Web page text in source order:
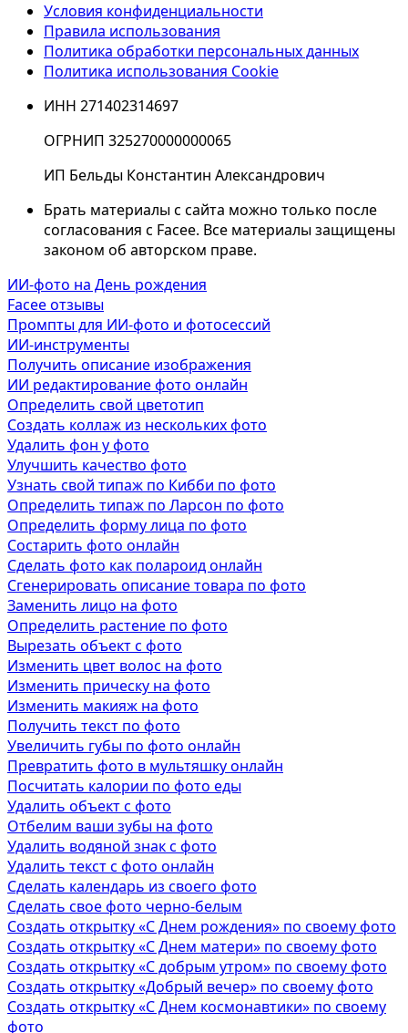
Условия конфиденциальности
Правила использования
Политика обработки персональных данных
Политика использования Cookie
ИНН 271402314697
ОГРНИП 325270000000065
ИП Бельды Константин Александрович
Брать материалы с сайта можно только после
согласования с Facee. Все материалы защищены
законом об авторском праве.
ИИ-фото на День рождения
Facee отзывы
Промпты для ИИ-фото и фотосессий
ИИ-инструменты
Получить описание изображения
ИИ редактирование фото онлайн
Определить свой цветотип
Создать коллаж из нескольких фото
Удалить фон у фото
Улучшить качество фото
Узнать свой типаж по Кибби по фото
Определить типаж по Ларсон по фото
Определить форму лица по фото
Состарить фото онлайн
Сделать фото как полароид онлайн
Сгенерировать описание товара по фото
Заменить лицо на фото
Определить растение по фото
Вырезать объект с фото
Изменить цвет волос на фото
Изменить прическу на фото
Изменить макияж на фото
Получить текст по фото
Увеличить губы по фото онлайн
Превратить фото в мультяшку онлайн
Посчитать калории по фото еды
Удалить объект с фото
Отбелим ваши зубы на фото
Удалить водяной знак с фото
Удалить текст с фото онлайн
Сделать календарь из своего фото
Сделать свое фото черно-белым
Создать открытку «С Днем рождения» по своему фото
Создать открытку «С Днем матери» по своему фото
Создать открытку «С добрым утром» по своему фото
Создать открытку «Добрый вечер» по своему фото
Создать открытку «С Днем космонавтики» по своему
фото